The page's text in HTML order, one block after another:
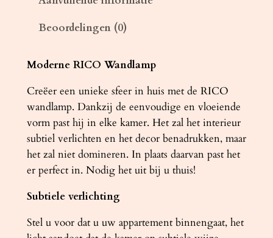
O
a
n
t
a
l
Beoordelingen (0)
Moderne RICO Wandlamp
Creëer een unieke sfeer in huis met de RICO
wandlamp. Dankzij de eenvoudige en vloeiende
vorm past hij in elke kamer. Het zal het interieur
subtiel verlichten en het decor benadrukken, maar
het zal niet domineren. In plaats daarvan past het
er perfect in. Nodig het uit bij u thuis!
Subtiele verlichting
Stel u voor dat u uw appartement binnengaat, het